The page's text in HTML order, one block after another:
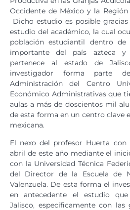
Occidente de México y la Región
Dicho estudio es posible
estudio del académico, la cual
población estudiantil dentro de
importante del país azteca y
pertenece al estado de
investigador forma parte
Administración del Centro
Económico Administrativas que
aulas a más de doscientos mil
de esta forma en un centro clave
mexicana.
El nexo del profesor Huerta
abril de este año mediante el
con la Universidad Técnica
del Director de la Escuela de
Valenzuela. De esta forma el
en antecedente el estudio
Jalisco, específicamente con las